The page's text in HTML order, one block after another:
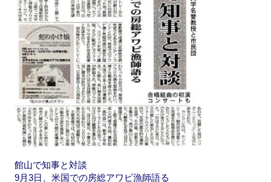
館山で知事と対談
9月3日、米国での房総アワビ漁師語る